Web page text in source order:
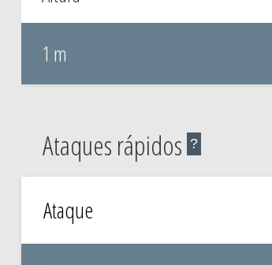
1 m
Ataques rápidos ?
Ataque